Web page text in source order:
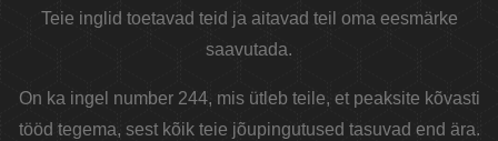
Teie inglid toetavad teid ja aitavad teil oma eesmärke
saavutada.
On ka ingel number 244, mis ütleb teile, et peaksite kõvasti
tööd tegema, sest kõik teie jõupingutused tasuvad end ära.